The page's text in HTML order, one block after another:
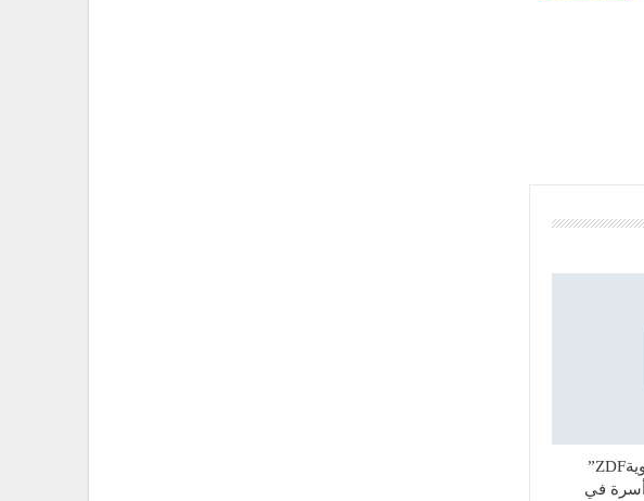
“مؤسسة الزهراء التنمويةZDF”
تُدخل البهجة على 160 أسرة في